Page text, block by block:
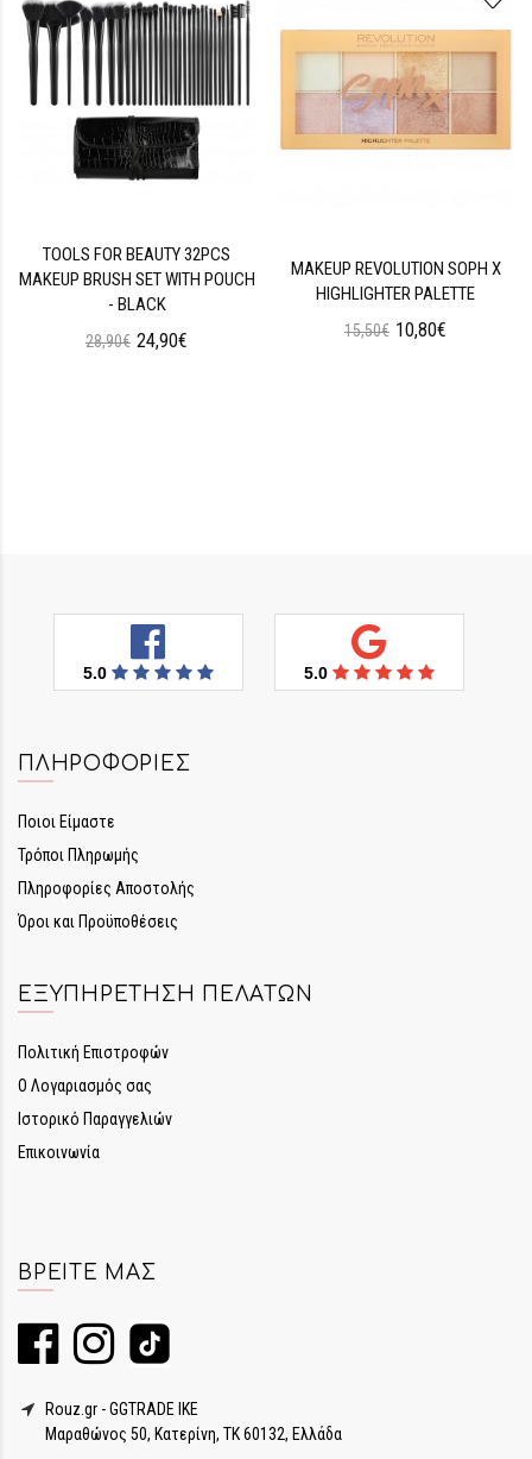
TOOLS FOR BEAUTY 32PCS
MAKEUP BRUSH SET WITH POUCH
- BLACK
28,90€ 24,90€
MAKEUP REVOLUTION SOPH X
HIGHLIGHTER PALETTE
15,50€ 10,80€
5.0 5.0
ΠΛΗΡΟΦΟΡΊΕΣ
Ποιοι Είμαστε
Τρόποι Πληρωμής
Πληροφορίες Αποστολής
Όροι και Προϋποθέσεις
ΕΞΥΠΗΡΈΤΗΣΗ ΠΕΛΑΤΏΝ
Πολιτική Επιστροφών
Ο Λογαριασμός σας
Ιστορικό Παραγγελιών
Επικοινωνία
ΒΡΕΊΤΕ ΜΑΣ
Rouz.gr - GGTRADE IKE
Μαραθώνος 50, Κατερίνη, ΤΚ 60132, Ελλάδα